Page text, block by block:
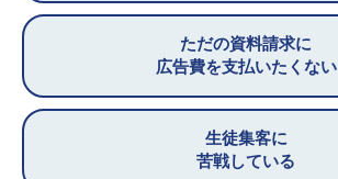
ただの資料請求に
広告費を支払いたくない
生徒集客に
苦戦している